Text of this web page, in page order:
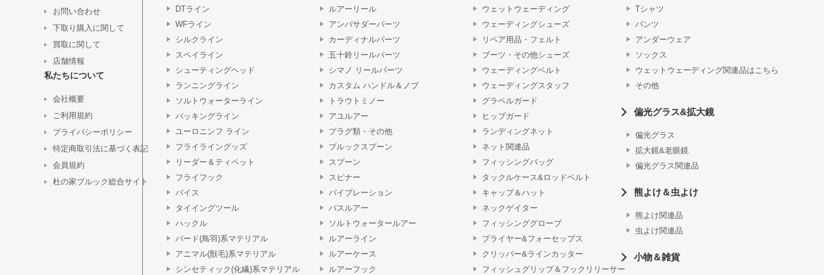
お問い合わせ
下取り購入に関して
買取に関して
店舗情報
私たちについて
会社概要
ご利用規約
プライバシーポリシー
特定商取引法に基づく表記
会員規約
杜の家ブルック総合サイト
DTライン
WFライン
シルクライン
スペイライン
シューティングヘッド
ランニングライン
ソルトウォーターライン
バッキングライン
ユーロニンフ ライン
フライライングッズ
リーダー＆ティペット
フライフック
バイス
タイイングツール
ハックル
バード(鳥羽)系マテリアル
アニマル(獣毛)系マテリアル
シンセティック(化繊)系マテリアル
ルアーリール
アンバサダーパーツ
カーディナルパーツ
五十鈴リールパーツ
シマノ リールパーツ
カスタム ハンドル＆ノブ
トラウトミノー
アユルアー
プラグ類・その他
ブルックスプーン
スプーン
スピナー
バイブレーション
バスルアー
ソルトウォータールアー
ルアーライン
ルアーケース
ルアーフック
ウェットウェーディング
ウェーディングシューズ
リペア用品・フェルト
ブーツ・その他シューズ
ウェーディングベルト
ウェーディングスタッフ
グラベルガード
ヒップガード
ランディングネット
ネット関連品
フィッシングバッグ
タックルケース&ロッドベルト
キャップ＆ハット
ネックゲイター
フィッシンググローブ
プライヤー&フォーセップス
クリッパー&ラインカッター
フィッシュグリップ＆フックリリーサー
Tシャツ
パンツ
アンダーウェア
ソックス
ウェットウェーディング関連品はこちら
その他
偏光グラス&拡大鏡
偏光グラス
拡大鏡&老眼鏡
偏光グラス関連品
熊よけ＆虫よけ
熊よけ関連品
虫よけ関連品
小物＆雑貨